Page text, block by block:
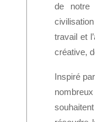
de
travail et
créative,
Inspiré